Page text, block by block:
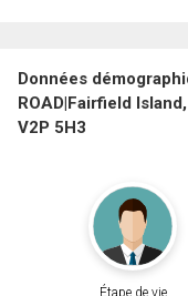
Données
ROAD|Fairfield
V2P 5H3